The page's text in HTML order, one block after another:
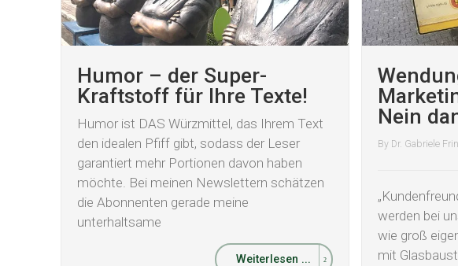
Humor – der Super-
Kraftstoff für Ihre Texte!
Humor ist DAS Würzmittel, das Ihrem Text
den idealen Pfiff gibt, sodass der Leser
garantiert mehr Portionen davon haben
möchte. Bei meinen Newslettern schätzen
die Abonnenten gerade meine
unterhaltsame
Weiterlesen ...
Nein
By Dr. Gabriele
werden bei
wie groß
mit